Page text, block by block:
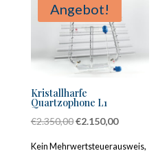
Angebot!
Kristallharfe
Quartzophone L1
€2.350,00Ursprünglicher
€2.150,00Aktueller
Kein Mehrwertsteuerausweis,